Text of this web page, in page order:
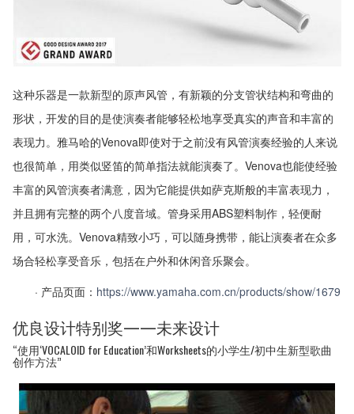
这种乐器是一款新型的原声风管，有新颖的分支管状结构和弯曲的
形状，开发的目的是使演奏者能够轻松地享受真实的声音和丰富的
表现力。雅马哈的Venova即使对于之前没有风管演奏经验的人来说
也很简单，用类似竖笛的简单指法就能演奏了。Venova也能使经验
丰富的风管演奏者满意，因为它能提供如萨克斯般的丰富表现力，
并且拥有完整的两个八度音域。管身采用ABS塑料制作，轻便耐
用，可水洗。Venova精致小巧，可以随身携带，能让演奏者在众多
场合轻松享受音乐，包括在户外和休闲音乐聚会。
· 产品页面： https://www.yamaha.com.cn/products/show/1679
优良设计特别奖——未来设计
“使用‘VOCALOID for Education’和Worksheets的小学生/初中生新型歌曲
创作方法”